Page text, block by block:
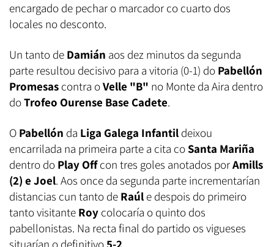
encargado de pechar o marcador co cuarto dos
locales no desconto.
Un tanto de Damián aos dez minutos da segunda
parte resultou decisivo para a vitoria (0-1) do Pabellón
Promesas contra oVelle "B" no Monte da Aira dentro
doTrofeo Ourense Base Cadete.
O Pabellón da Liga Galega Infantil deixou
encarrilada na primeira parte a cita coSanta Mariña
dentro do Play Offcon tres goles anotados porAmills
(2) e Joel. Aos once da segunda parte incrementarían
distancias cun tanto de Raúl e despois do primeiro
tanto visitante Roy colocaría o quinto dos
pabellonistas. Na recta final do partido os vigueses
situarían o definitivo5-2.